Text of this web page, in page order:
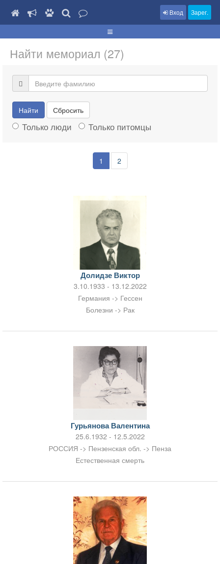
Вход Зарег.
Найти мемориал (27)
Найти Сбросить
Только люди Только питомцы
1 2
Долидзе Виктор
3.10.1933 - 13.12.2022
Германия -> Гессен
Болезни -> Рак
Гурьянова Валентина
25.6.1932 - 12.5.2022
РОССИЯ -> Пензенская обл. -> Пенза
Естественная смерть